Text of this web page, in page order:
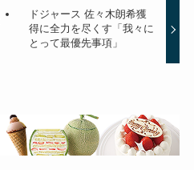
ドジャース 佐々木朗希獲
得に全力を尽くす「我々に
とって最優先事項」